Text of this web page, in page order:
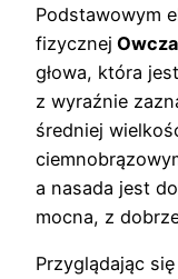
Podstawowym
fizycznej
głowa, która
z wyraźnie
średniej
a nasada jest
mocna, z
Przyglądając się